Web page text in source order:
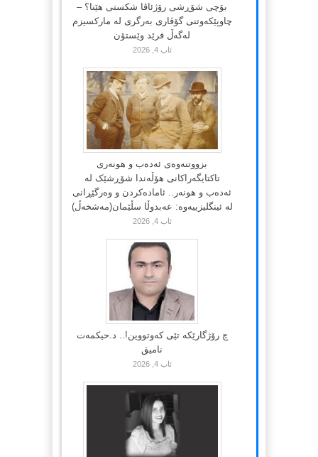
بۆچی شۆڕشی رۆژئاڤا شکستی هێنا؟ –
چاوپێکەوتنی گۆڤاری بەرگری لە مارکسیزم
لەگەڵ فرێد وێستۆن
ئاب 4, 2026
بزووتنەوەی ئەدەب و هونەری
تاکتایگەراکانی هۆڵەندا شۆڕشێک لە
ئەدەب و هونەر.. ئامادەکردن و وەرگێڕانی
لە ئینگلیزییەوە: عەبدوڵا سڵێمان(مەشخەڵ)
ئاب 4, 2026
چ رۆژگارێکە تێی کەوتووین!.. د.حیکمەت
نامیق
ئاب 4, 2026